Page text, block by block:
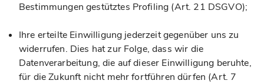
Bestimmungen gestütztes Profiling (Art. 21 DSGVO);
Ihre erteilte Einwilligung jederzeit gegenüber uns zu
widerrufen. Dies hat zur Folge, dass wir die
Datenverarbeitung, die auf dieser Einwilligung beruhte,
für die Zukunft nicht mehr fortführen dürfen (Art. 7